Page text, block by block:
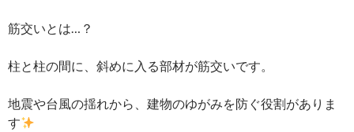
筋交いとは…？
柱と柱の間に、斜めに入る部材が筋交いです。
地震や台風の揺れから、建物のゆがみを防ぐ役割がありま
す